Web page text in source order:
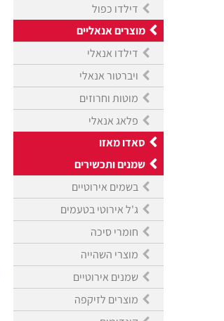
דילדו כפול
מוצרים אנאליים
דילדו אנאלי
ויברטור אנאלי
מוטות וחרוזים
פלאג אנאלי
סאדו מאזו
שמנים ותכשירים
בשמים אירוטיים
ג'ל אירוטי בטעמים
חומרי סיכה
מוצרי השהייה
שמנים אירוטיים
מוצרים לזיקפה